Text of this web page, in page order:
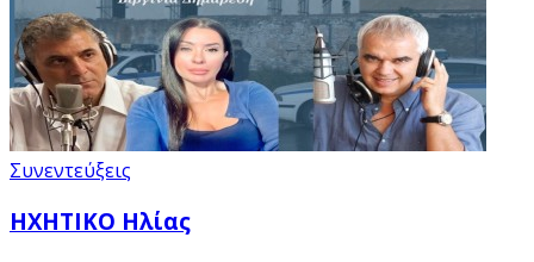
Συνεντεύξεις
HXHTIKO Ηλίας